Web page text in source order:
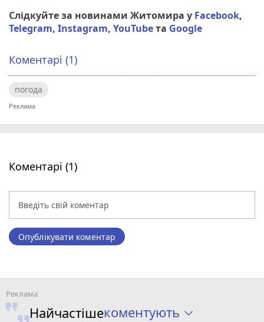
Слідкуйте за новинами Житомира у Facebook,
Telegram, Instagram, YouTubeта Google
Коментарі (1)
погода
Коментарі (1)
Опублікувати коментар
Найчастішекоментують